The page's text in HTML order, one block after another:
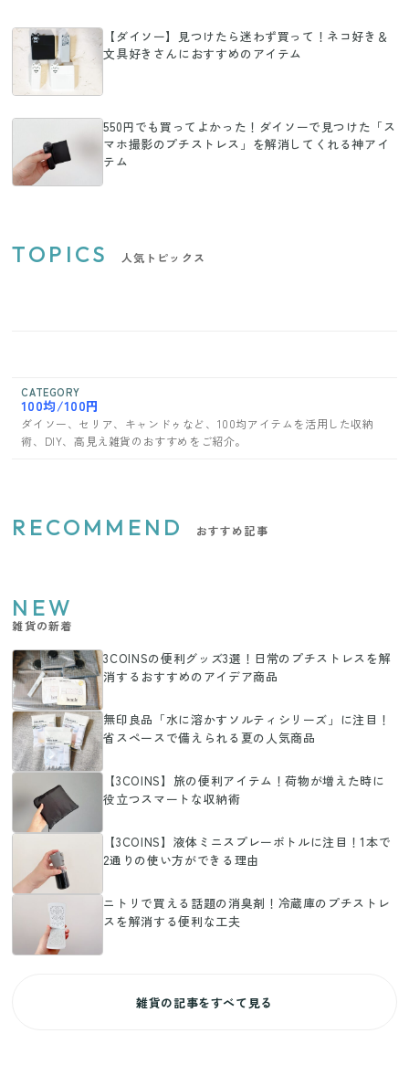
【ダイソー】見つけたら迷わず買って！ネコ好き＆
文具好きさんにおすすめのアイテム
550円でも買ってよかった！ダイソーで見つけた「ス
マホ撮影のプチストレス」を解消してくれる神アイ
テム
TOPICS 人気トピックス
CATEGORY
100均/100円
ダイソー、セリア、キャンドゥなど、100均アイテムを活用した収納
術、DIY、高見え雑貨のおすすめをご紹介。
RECOMMEND おすすめ記事
NEW
雑貨の新着
3COINSの便利グッズ3選！日常のプチストレスを解
消するおすすめのアイデア商品
無印良品「水に溶かすソルティシリーズ」に注目！
省スペースで備えられる夏の人気商品
【3COINS】旅の便利アイテム！荷物が増えた時に
役立つスマートな収納術
【3COINS】液体ミニスプレーボトルに注目！1本で
2通りの使い方ができる理由
ニトリで買える話題の消臭剤！冷蔵庫のプチストレ
スを解消する便利な工夫
雑貨の記事をすべて見る